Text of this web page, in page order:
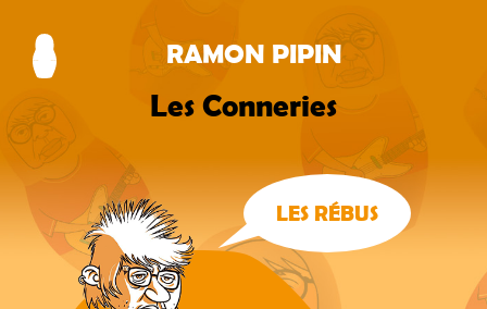
RAMON PIPIN
LES RÉBUS
Les Conneries